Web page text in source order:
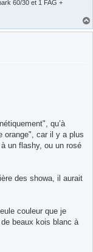
60/30 et 1 FAG +
qu’à
orange", car il y a plus
un flashy, ou un rosé
des showa, il aurait
couleur que je
beaux kois blanc à